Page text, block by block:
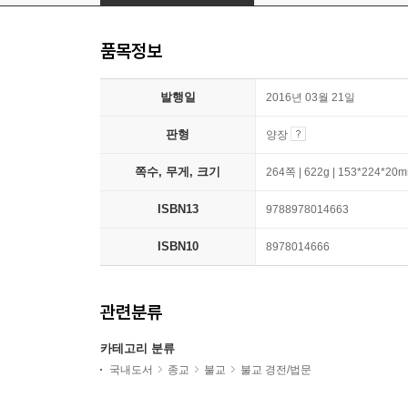
품목정보
발행일 2016년 03월 21일
판형 양장
쪽수, 무게, 크기 264쪽 | 622g |
ISBN13 9788978014663
ISBN10 8978014666
관련분류
카테고리 분류
국내도서 종교 불교 불교 경전/법문